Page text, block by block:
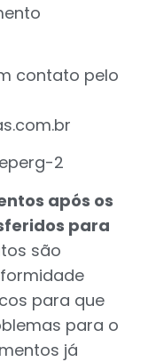
contato pelo
após os
para
são
para que
para o
já